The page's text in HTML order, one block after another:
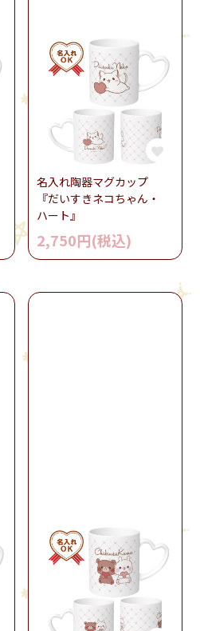
名入れ陶器マグカップ
『だいすきネコちゃん・
ハート』
2,750円(税込)